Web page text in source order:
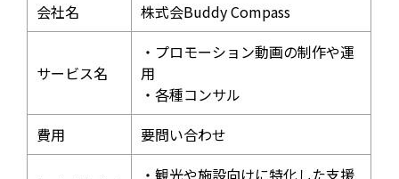
会社名 株式会Buddy Compass
サービス名
・プロモーション動画の制作や運
用
・各種コンサル
費用
要問い合わせ
・観光や施設向けに特化した支援